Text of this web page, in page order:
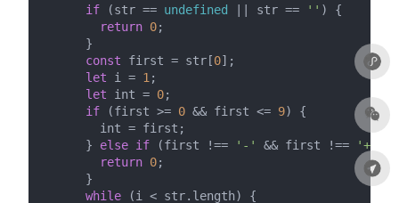
if (str == undefined || str == '' ) {
return 0;
      }
const first = str[0];
let i = 1 ;
let int = 0;
if (first >= 0 && first <= 9) {
        int = first;
      }
else if (first !== '-' && first !== '+'
return 0;
      }
while (i < str. length) {